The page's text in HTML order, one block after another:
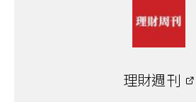
理財週刊